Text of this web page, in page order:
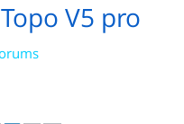
V5 pro